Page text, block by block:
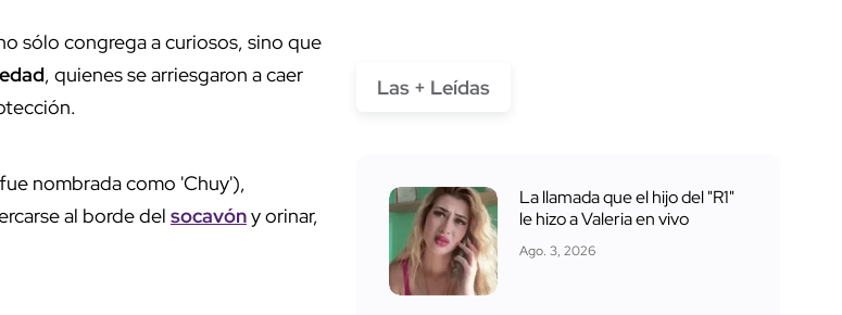
sólo congrega a curiosos, sino que
, quienes se arriesgaron a caer
nombrada como 'Chuy'),
al borde del socavóny orinar,
Las + Leídas
La llamada que el hijo del "R1"
le hizo a Valeria en vivo
Ago. 3, 2026